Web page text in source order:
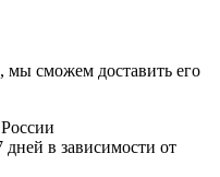
мы сможем доставить его
в зависимости от